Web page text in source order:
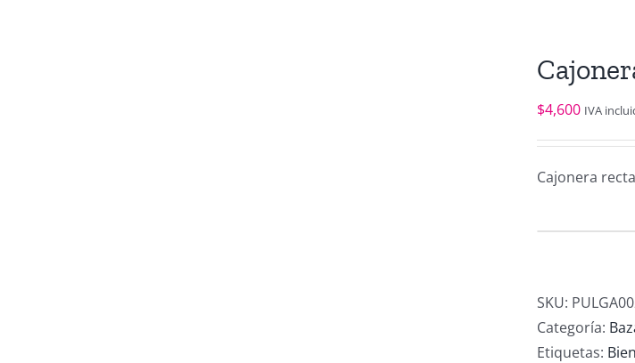
$4,600 IVA
Cajonera
Azul
Vintage
SKU:
Categoría:
Etiquetas: